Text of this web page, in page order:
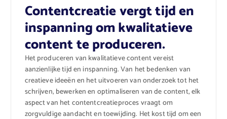
Contentcreatie vergt tijd en
inspanning om kwalitatieve
content te produceren.
Het produceren van kwalitatieve content vereist
aanzienlijke tijd en inspanning. Van het bedenken van
creatieve ideeën en het uitvoeren van onderzoek tot het
schrijven, bewerken en optimaliseren van de content, elk
aspect van het contentcreatieproces vraagt om
zorgvuldige aandacht en toewijding. Het kost tijd om een